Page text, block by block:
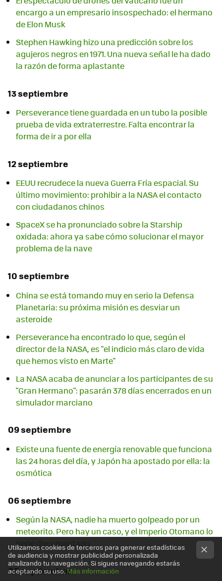
encargo a un empresario insospechado: el hermano
de Elon Musk
Stephen Hawking hizo una predicción sobre los
agujeros negros en 1971. Una nueva señal le ha dado
la razón de forma aplastante
13 septiembre
Perseverance tiene guardada en un tubo la posible
prueba de vida extraterrestre. Falta encontrar la
forma de ir a por ella
12 septiembre
EEUU recrudece la nueva Guerra Fría espacial. Su
último movimiento: prohibir a la NASA el contacto
con ciudadanos chinos
SpaceX se ha pronunciado sobre la Starship
oxidada: ahora ya sabe cómo solucionar el mayor
problema de la nave
10 septiembre
China se está tomando muy en serio la Defensa
Planetaria: su próxima misión es desviar un
asteroide
Perseverance ha encontrado lo que, según el
director de la NASA, es "el indicio más claro de vida
que hemos visto en Marte"
La NASA acaba de anunciar a los participantes de su
"Gran Hermano": pasarán 378 días encerrados en un
simulador marciano
09 septiembre
Existe una fuente de energía renovable que funciona
las 24 horas del día, y Japón ha apostado por ella: la
osmótica
06 septiembre
Según la NASA, nadie ha muerto golpeado por un
meteorito. Pero hay un caso, y el Imperio Otomano lo
tiene documentado
05 septiembre
Utilizamos cookies de terceros para generar estadísticas
de audiencia y mostrar publicidad personalizada
analizando tu navegación. Si sigues navegando estarás
aceptando su uso.Más información